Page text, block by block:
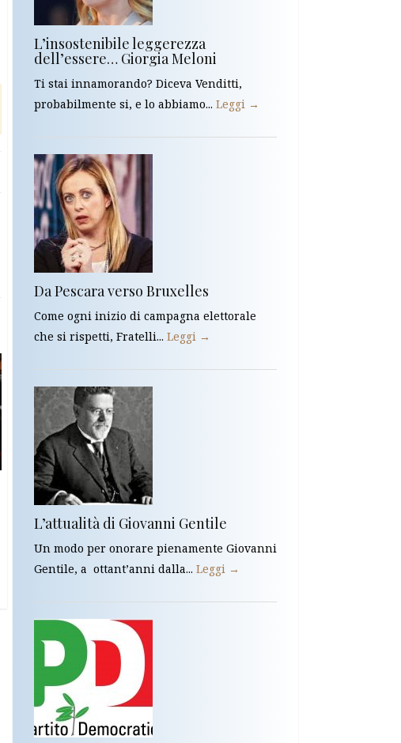
L’insostenibile leggerezza
dell’essere… Giorgia Meloni
Ti stai innamorando? Diceva Venditti,
probabilmente si, e lo abbiamo... Leggi →
Da Pescara verso Bruxelles
Come ogni inizio di campagna elettorale
che si rispetti, Fratelli... Leggi →
L’attualità di Giovanni Gentile
Un modo per onorare pienamente Giovanni
Gentile, a ottant’anni dalla... Leggi →